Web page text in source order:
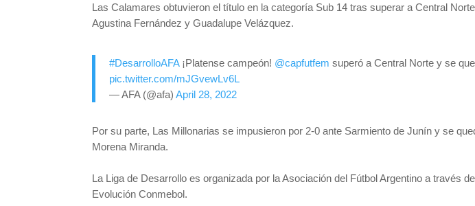
Las Calamares obtuvieron el título en la categoría Sub 14 tras superar a Central
Agustina Fernández y Guadalupe Velázquez.
#DesarrolloAFA¡Platense campeón! @capfutfem superó a Central Norte y se
pic.twitter.com/mJGvewLv6L
— AFA (@afa)April 28, 2022
Por su parte, Las Millonarias se impusieron por 2-0 ante Sarmiento de Junín y se
Morena Miranda.
La Liga de Desarrollo es organizada por la Asociación del Fútbol Argentino a través
Evolución Conmebol.